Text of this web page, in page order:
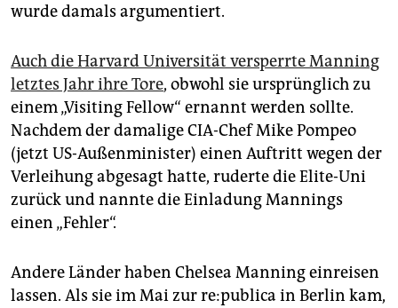
wurde damals argumentiert.
Auch die Harvard Universität versperrte Manning
letztes Jahr ihre Tore, obwohl sie ursprünglich zu
einem „Visiting Fellow“ ernannt werden sollte.
Nachdem der damalige CIA-Chef Mike Pompeo
(jetzt US-Außenminister) einen Auftritt wegen der
Verleihung abgesagt hatte, ruderte die Elite-Uni
zurück und nannte die Einladung Mannings
einen „Fehler“.
Andere Länder haben Chelsea Manning einreisen
lassen. Als sie im Mai zur re:publica in Berlin kam,